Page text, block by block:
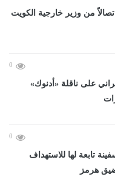
من وزير خارجية الكويت
0
على ناقلة «أدنوك»
0
تابعة لها للاستهداف
هرمز